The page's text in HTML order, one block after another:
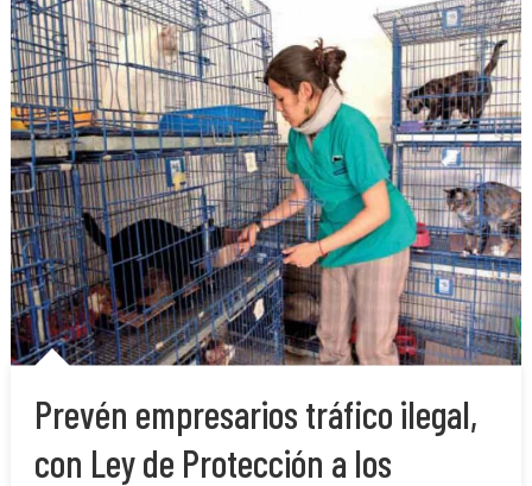
Prevén empresarios tráfico ilegal,
con Ley de Protección a los